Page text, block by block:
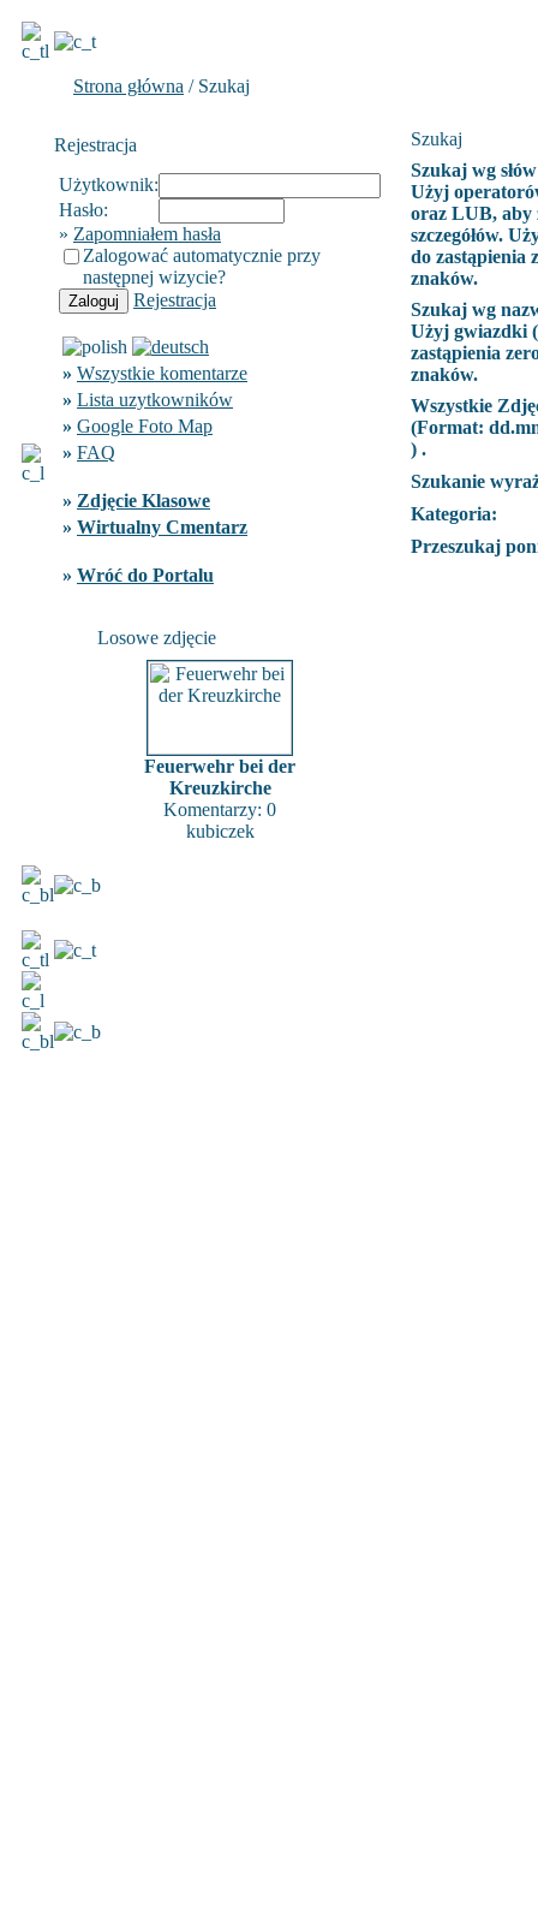
Strona główna / Szukaj
Rejestracja
Użytkownik:
Hasło:
» Zapomniałem hasła
Zalogować automatycznie przy
następnej wizycie?
Rejestracja
» Wszystkie komentarze
» Lista uzytkowników
» Google Foto Map
» FAQ
» Zdjęcie Klasowe
» Wirtualny Cmentarz
» Wróć do Portalu
Losowe zdjęcie
Feuerwehr bei der
Kreuzkirche
Komentarzy: 0
kubiczek
Szukaj
Szukaj wg
Użyj
oraz LUB, aby
szczegółów.
do zastąpienia
znaków.
Szukaj wg
Użyj gwiazdki
zastąpienia
znaków.
Wszystkie
(Format:
) .
Szukanie
Kategoria:
Przeszukaj